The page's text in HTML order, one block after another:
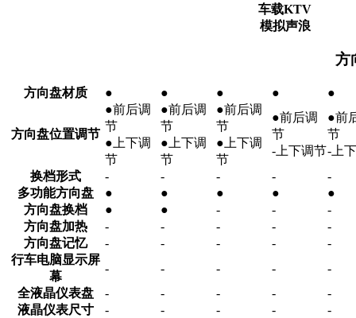
车载KTV
模拟声浪
方
方向盘材质 ● ● ● ● ●
方向盘位置调节
●前后调
节
●上下调
节
●前后调
节
●上下调
节
●前后调
节
●上下调
节
●前后调
节
-上下调节
●前
节
-上
换档形式
- - - -
-
多功能方向盘
● ● ● ●
●
方向盘换档
● ● - -
-
方向盘加热
- - - -
-
方向盘记忆
- - - -
-
行车电脑显示屏
幕
- - - -
-
全液晶仪表盘
- - - -
-
液晶仪表尺寸
- - - -
-